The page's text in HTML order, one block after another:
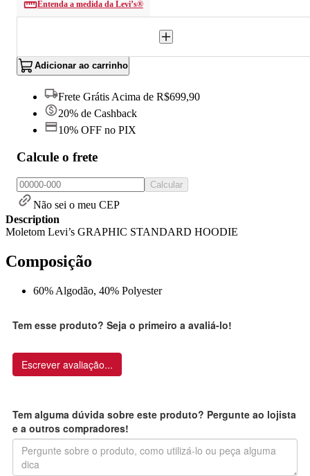
Entenda a medida da Levi’s®
Adicionar ao carrinho
Frete Grátis Acima de R$699,90
20% de Cashback
10% OFF no PIX
Calcule o frete
Calcular
Não sei o meu CEP
Description
Moletom Levi’s GRAPHIC STANDARD HOODIE
Composição
60% Algodão, 40% Polyester
Tem esse produto? Seja o primeiro a avaliá-lo!
Escrever avaliação...
Tem alguma dúvida sobre este produto? Pergunte ao lojista
e a outros compradores!